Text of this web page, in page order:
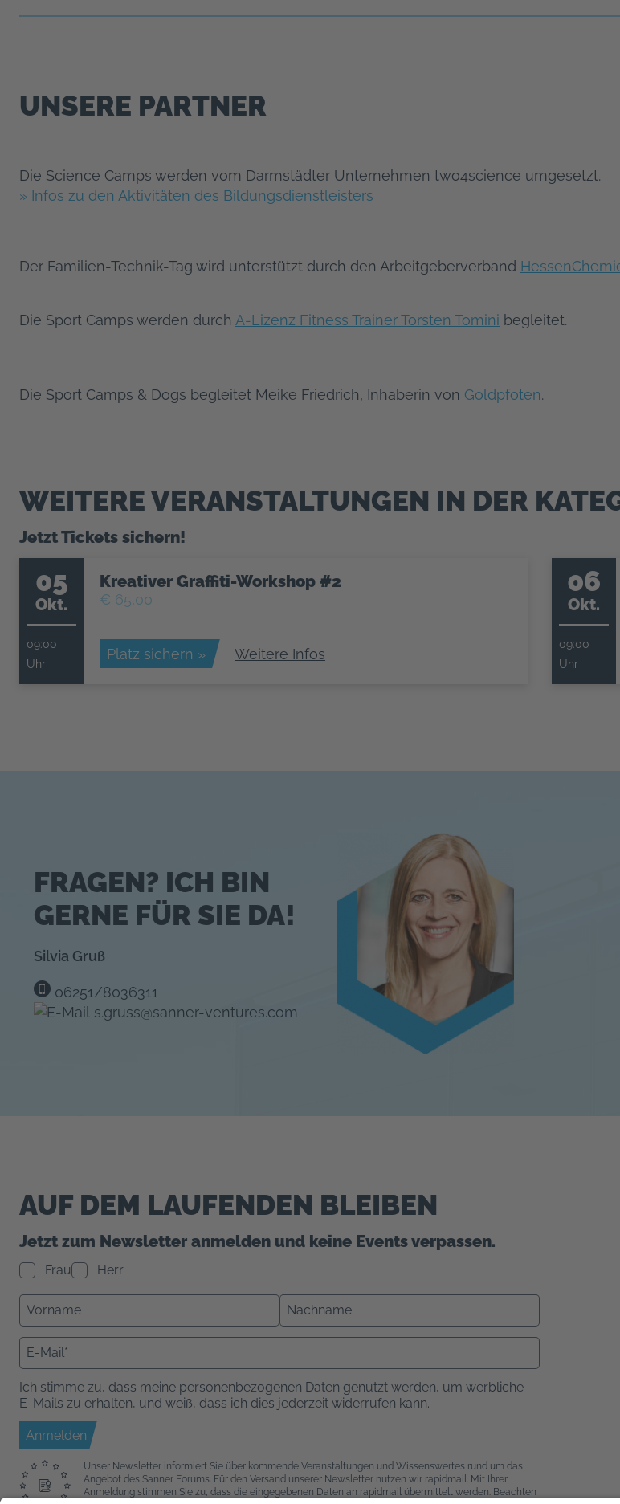
UNSERE PARTNER
Die Science Camps werden vom Darmstädter Unternehmen two4science umgesetzt.
» Infos zu den Aktivitäten des Bildungsdienstleisters
Der Familien-Technik-Tag wird unterstützt durch den Arbeitgeberverband
Die Sport Camps werden durch A-Lizenz Fitness Trainer Torsten Tomini begleitet.
Die Sport Camps & Dogs begleitet Meike Friedrich, Inhaberin von Goldpfoten.
WEITERE VERANSTALTUNGEN IN DER
Jetzt Tickets sichern!
05
Okt.
09:00
Uhr
Kreativer Graffiti-Workshop #2
€ 65,00
Platz sichern » Weitere Infos
06
Okt.
09:00
Uhr
FRAGEN? ICH BIN
GERNE FÜR SIE DA!
Silvia Gruß
06251/8036311
s.gruss@sanner-ventures.com
AUF DEM LAUFENDEN BLEIBEN
Jetzt zum Newsletter anmelden und keine Events verpassen.
Frau Herr
Ich stimme zu, dass meine personenbezogenen Daten genutzt werden, um werbliche
E-Mails zu erhalten, und weiß, dass ich dies jederzeit widerrufen kann.
Anmelden
Unser Newsletter informiert Sie über kommende Veranstaltungen und Wissenswertes rund um das
Angebot des Sanner Forums. Für den Versand unserer Newsletter nutzen wir rapidmail. Mit Ihrer
Anmeldung stimmen Sie zu, dass die eingegebenen Daten an rapidmail übermittelt werden. Beachten